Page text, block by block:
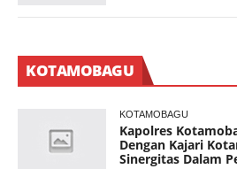
KOTAMOBAGU
KOTAMOBAGU
Kapolres
Dengan Kajari
Sinergitas Dalam